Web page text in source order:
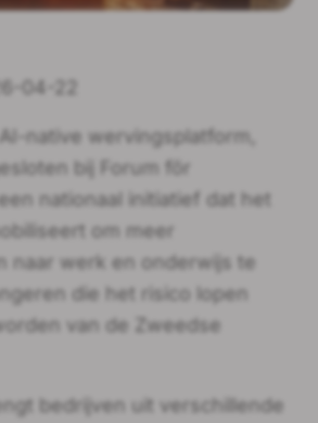
04-22
native wervingsplatform,
bij Forum för
nationaal initiatief dat het
om meer
naar werk en onderwijs te
die het risico lopen
van de Zweedse
bedrijven uit verschillende